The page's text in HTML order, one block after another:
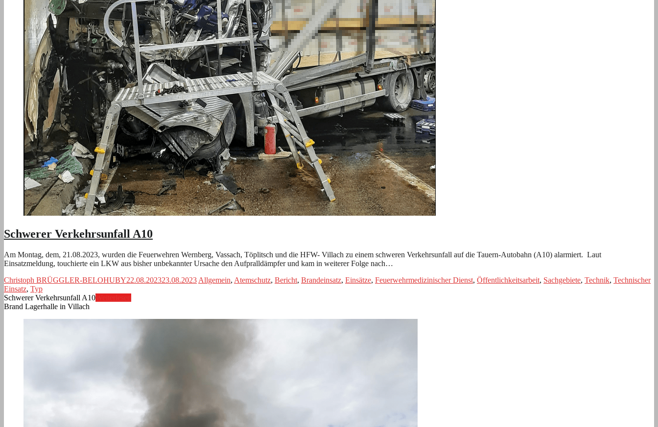
Schwerer Verkehrsunfall A10
Am Montag, dem, 21.08.2023, wurden die Feuerwehren Wernberg, Vassach, Töplitsch und die HFW- Villach zu einem schweren Verkehrsunfall auf die Tauern-Autobahn (A10) alarmiert. Laut
Einsatzmeldung, touchierte ein LKW aus bisher unbekannter Ursache den Aufpralldämpfer und kam in weiterer Folge nach…
Christoph BRÜGGLER-BELOHUBY22.08.202323.08.2023 Allgemein, Atemschutz, Bericht, Brandeinsatz, Einsätze, Feuerwehrmedizinischer Dienst, Öffentlichkeitsarbeit, Sachgebiete, Technik, Technischer
Einsatz, Typ
Schwerer Verkehrsunfall A10
Brand Lagerhalle in Villach